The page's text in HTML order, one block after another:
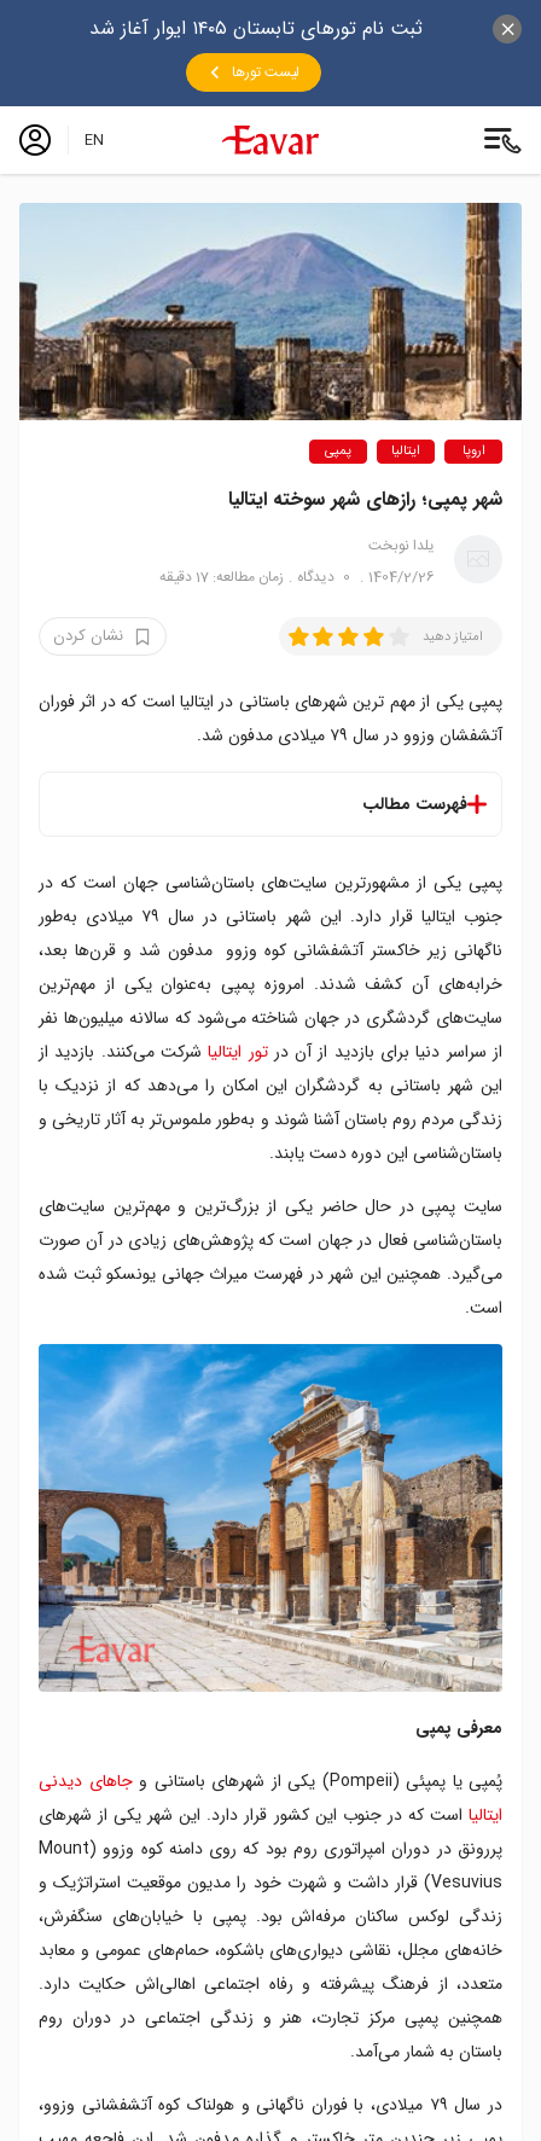
ثبت نام تورهای تابستان ۱۴۰۵ ایوار آغاز شد
لیست تورها
EN
اروپا ایتالیا پمپی
شهر پمپی؛ رازهای شهر سوخته ایتالیا
یلدا نوبخت
1404/2/26
0 دیدگاه زمان مطالعه: 17 دقیقه
امتیاز دهید نشان کردن
پمپی یکی از مهم ترین شهرهای باستانی در ایتالیا است که در اثر فوران
آتشفشان وزوو در سال ۷۹ میلادی مدفون شد.
فهرست مطالب
داستان شهر پمپی
نکات بازدید از پمپی
جاهای دیدنی پمپی
موزه آنتیکواریوم
فروم
گراند تئاتر
حمام عمومی استابیان
خانه مناندر
حفاری های جدید
آمفی تئاتر
خانه های غرب پمپی
خیابان مقبره
ویلای اسرار
تهدید پمپی با کوه وزوو
تاریخ نامعلوم فوران آتشفشان وزوو
نقش باد در دفن پمپی
وحشت ساکنان پمپی
کنسرت پینک فلوید در پمپی
بهداشت و سلامت در پمپی
پمپی در فرهنگ عامه
پمپی یکی از مشهورترین سایت‌های باستان‌شناسی جهان است که در
جنوب ایتالیا قرار دارد. این شهر باستانی در سال ۷۹ میلادی به‌طور
ناگهانی زیر خاکستر آتشفشانی کوه وزوو مدفون شد و قرن‌ها بعد،
خرابه‌های آن کشف شدند. امروزه پمپی به‌عنوان یکی از مهم‌ترین
سایت‌های گردشگری در جهان شناخته می‌شود که سالانه میلیون‌ها نفر
از سراسر دنیا برای بازدید از آن درتور ایتالیاشرکت می‌کنند. بازدید از
این شهر باستانی به گردشگران این امکان را می‌دهد که از نزدیک با
زندگی مردم روم باستان آشنا شوند و به‌طور ملموس‌تر به آثار تاریخی و
باستان‌شناسی این دوره دست یابند.
سایت پمپی در حال حاضر یکی از بزرگ‌ترین و مهم‌ترین سایت‌های
باستان‌شناسی فعال در جهان است که پژوهش‌های زیادی در آن صورت
می‌گیرد. همچنین این شهر در فهرست میراث جهانی یونسکو ثبت شده
است.
معرفی پمپی
پُمپی یا پمپئی (Pompeii) یکی از شهرهای باستانی و
جاهای دیدنی
ایتالیا است که در جنوب این کشور قرار دارد. این شهر یکی از شهرهای
پررونق در دوران امپراتوری روم بود که روی دامنه کوه وزوو (Mount
Vesuvius) قرار داشت و شهرت خود را مدیون موقعیت استراتژیک و
زندگی لوکس ساکنان مرفه‌اش بود. پمپی با خیابان‌های سنگفرش،
خانه‌های مجلل، نقاشی دیواری‌های باشکوه، حمام‌های عمومی و معابد
متعدد، از فرهنگ پیشرفته و رفاه اجتماعی اهالی‌اش حکایت دارد.
همچنین پمپی مرکز تجارت، هنر و زندگی اجتماعی در دوران روم
باستان به شمار می‌آمد.
در سال ۷۹ میلادی، با فوران ناگهانی و هولناک کوه آتشفشانی وزوو،